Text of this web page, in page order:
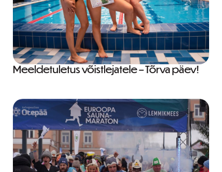
Meeldetuletus võistlejatele – Tõrva päev!